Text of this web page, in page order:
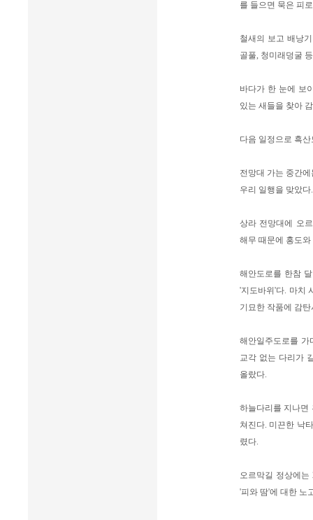
를 들으면 묵은 피
철새의 보고 배낭
골풀, 청미래덩굴
바다가 한 눈에 보
있는 새들을 찾아
다음 일정으로 흑
전망대 가는 중간
우리 일행을 맞았다.
상라 전망대에 오
해무 때문에 홍도
해안도로를 한참
'지도바위'다. 마치
기묘한 작품에 감
해안일주도로를 가
교각 없는 다리가
올랐다.
하늘다리를 지나면
쳐진다. 미끈한 낙
렸다.
오르막길 정상에
'피와 땀'에 대한 노